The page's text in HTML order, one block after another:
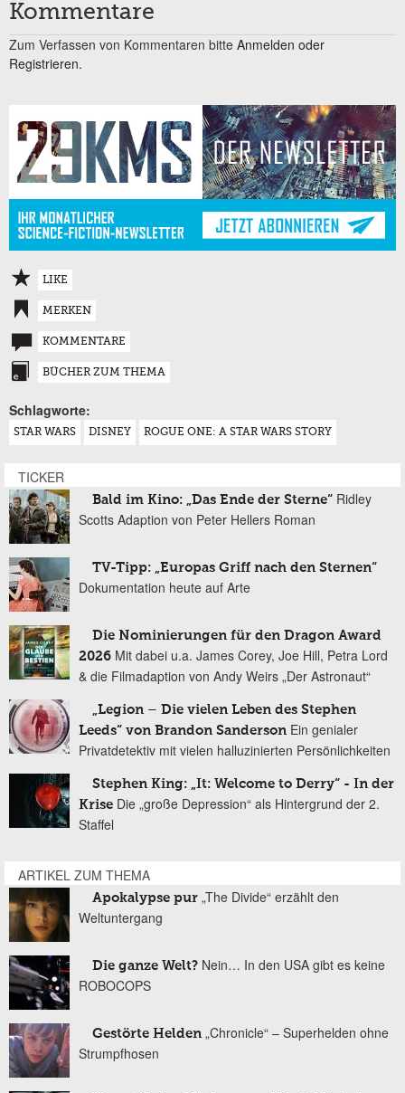
Kommentare
Zum Verfassen von Kommentaren bitte Anmelden oder
Registrieren.
LIKE
MERKEN
KOMMENTARE
BÜCHER ZUM THEMA
Schlagworte:
STAR WARS DISNEY ROGUE ONE: A STAR WARS STORY
TICKER
Bald im Kino: „Das Ende der Sterne“ Ridley
Scotts Adaption von Peter Hellers Roman
TV-Tipp: „Europas Griff nach den Sternen“
Dokumentation heute auf Arte
Die Nominierungen für den Dragon Award
2026 Mit dabei u.a. James Corey, Joe Hill, Petra Lord
& die Filmadaption von Andy Weirs „Der Astronaut“
„Legion – Die vielen Leben des Stephen
Leeds“ von Brandon Sanderson Ein genialer
Privatdetektiv mit vielen halluzinierten Persönlichkeiten
Stephen King: „It: Welcome to Derry“ - In der
Krise Die „große Depression“ als Hintergrund der 2.
Staffel
ARTIKEL ZUM THEMA
Apokalypse pur „The Divide“ erzählt den
Weltuntergang
Die ganze Welt? Nein… In den USA gibt es keine
ROBOCOPS
Gestörte Helden „Chronicle“ – Superhelden ohne
Strumpfhosen